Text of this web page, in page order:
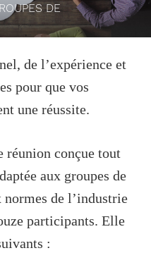
DE
de l’expérience et
pour que vos
une réussite.
réunion conçue tout
aux groupes de
normes de l’industrie
participants. Elle
: